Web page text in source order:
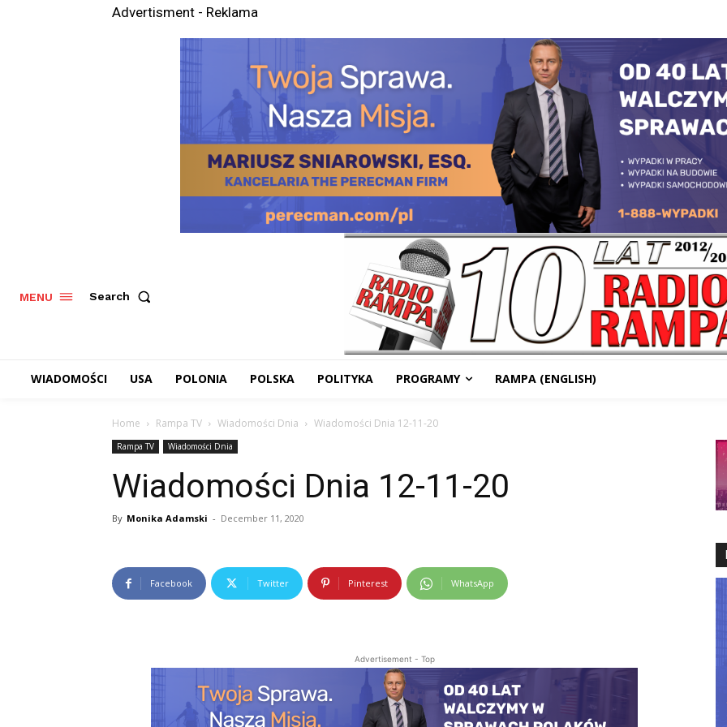
Advertisment - Reklama
MENU Search
WIADOMOŚCI USA POLONIA POLSKA POLITYKA PROGRAMY RAMPA (ENGLISH)
Home Rampa TV Wiadomości Dnia Wiadomości Dnia 12-11-20
Rampa TV Wiadomości Dnia
Wiadomości Dnia 12-11-20
By Monika Adamski - December 11, 2020
Facebook Twitter Pinterest WhatsApp
Advertisement - Top